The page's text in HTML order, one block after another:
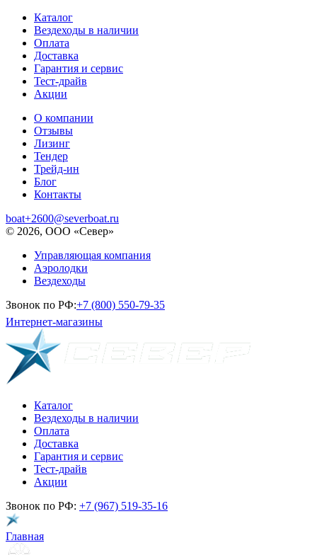
Каталог
Вездеходы в наличии
Оплата
Доставка
Гарантия и сервис
Тест-драйв
Акции
О компании
Отзывы
Лизинг
Тендер
Трейд-ин
Блог
Контакты
boat+2600@severboat.ru
© 2026, ООО «Север»
Управляющая компания
Аэролодки
Вездеходы
Звонок по РФ:+7 (800) 550-79-35
Интернет-магазины
Каталог
Вездеходы в наличии
Оплата
Доставка
Гарантия и сервис
Тест-драйв
Акции
Звонок по РФ: +7 (967) 519-35-16
Главная